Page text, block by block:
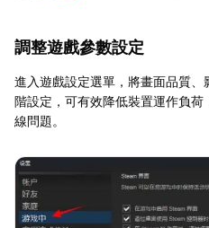
調整遊戲參數設定
進入遊戲設定選單，將畫面品質
階設定，可有效降低裝置運作負
線問題。